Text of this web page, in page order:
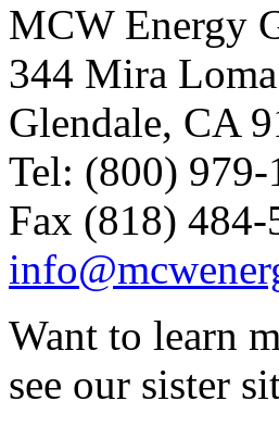
MCW Energy
344 Mira
Glendale, CA
Tel: (800) 979-
Fax (818) 484-
Want to learn
see our sister